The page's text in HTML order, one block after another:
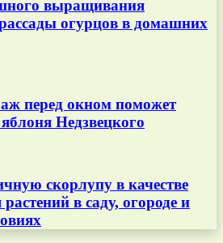
выращивания
огурцов в домашних
перед окном поможет
Недзвецкого
скорлупу в качестве
в саду, огороде и